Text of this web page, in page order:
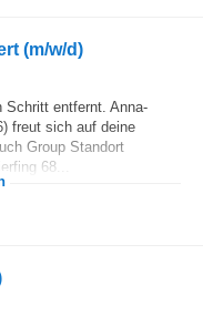
(m/w/d)
Schritt entfernt. Anna-
freut sich auf deine
Group Standort
68...